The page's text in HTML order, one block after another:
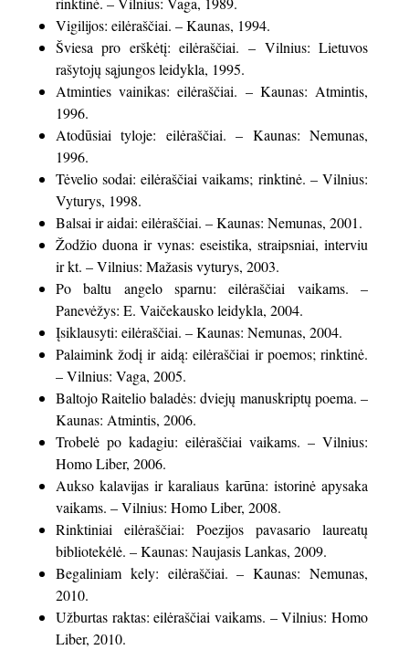
Vigilijos: eilėraščiai. – Kaunas, 1994.
Šviesa pro erškėtį: eilėraščiai. – Vilnius: Lietuvos
rašytojų sąjungos leidykla, 1995.
Atminties vainikas: eilėraščiai. – Kaunas: Atmintis,
1996.
Atodūsiai tyloje: eilėraščiai. – Kaunas: Nemunas,
1996.
Tėvelio sodai: eilėraščiai vaikams; rinktinė. – Vilnius:
Vyturys, 1998.
Balsai ir aidai: eilėraščiai. – Kaunas: Nemunas, 2001.
Žodžio duona ir vynas: eseistika, straipsniai, interviu
ir kt. – Vilnius: Mažasis vyturys, 2003.
Po baltu angelo sparnu: eilėraščiai vaikams. –
Panevėžys: E. Vaičekausko leidykla, 2004.
Įsiklausyti: eilėraščiai. – Kaunas: Nemunas, 2004.
Palaimink žodį ir aidą: eilėraščiai ir poemos; rinktinė.
– Vilnius: Vaga, 2005.
Baltojo Raitelio baladės: dviejų manuskriptų poema. –
Kaunas: Atmintis, 2006.
Trobelė po kadagiu: eilėraščiai vaikams. – Vilnius:
Homo Liber, 2006.
Aukso kalavijas ir karaliaus karūna: istorinė apysaka
vaikams. – Vilnius: Homo Liber, 2008.
Rinktiniai eilėraščiai: Poezijos pavasario laureatų
bibliotekėlė. – Kaunas: Naujasis Lankas, 2009.
Begaliniam kely: eilėraščiai. – Kaunas: Nemunas,
2010.
Užburtas raktas: eilėraščiai vaikams. – Vilnius: Homo
Liber, 2010.